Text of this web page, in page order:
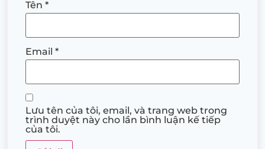
Tên *
Email *
Lưu tên của tôi, email, và trang web trong
trình duyệt này cho lần bình luận kế tiếp
của tôi.